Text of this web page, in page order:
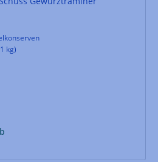
kg)